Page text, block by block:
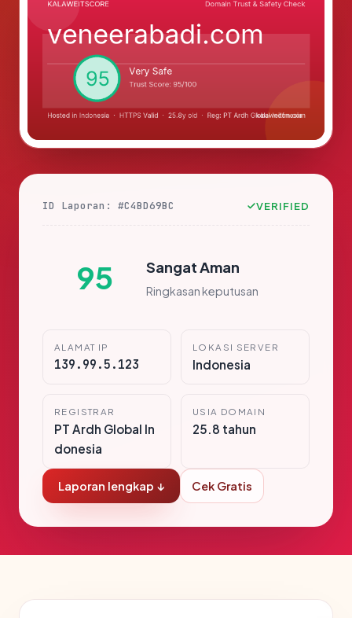
ID Laporan: #C4BD69BC VERIFIED
95 Sangat Aman
Ringkasan keputusan
ALAMAT IP
139.99.5.123
LOKASI SERVER
Indonesia
REGISTRAR
PT Ardh Global In
donesia
USIA DOMAIN
25.8 tahun
Laporan lengkap ↓ Cek Gratis